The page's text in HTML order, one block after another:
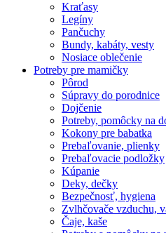
Kraťasy
Legíny
Pančuchy
Bundy, kabáty, vesty
Nosiace oblečenie
Potreby pre mamičky
Pôrod
Súpravy do porodnice
Dojčenie
Potreby, pomôcky na
Kokony pre babatka
Prebaľovanie, plienky
Prebaľovacie podložky
Kúpanie
Deky, dečky
Bezpečnosť, hygiena
Zvlhčovače vzduchu,
Čaje, kaše